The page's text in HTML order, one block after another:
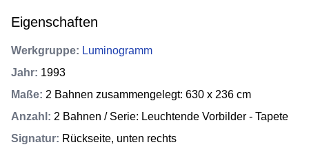
Eigenschaften
Werkgruppe: Luminogramm
Jahr: 1993
Maße: 2 Bahnen zusammengelegt: 630 x 236 cm
Anzahl : 2 Bahnen / Serie: Leuchtende Vorbilder - Tapete
Signatur: Rückseite, unten rechts